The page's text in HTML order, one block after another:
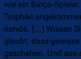
wie ein Barça-
Trophäe
nervös. […] Wissen
glaubt, dass
geschehen. Und